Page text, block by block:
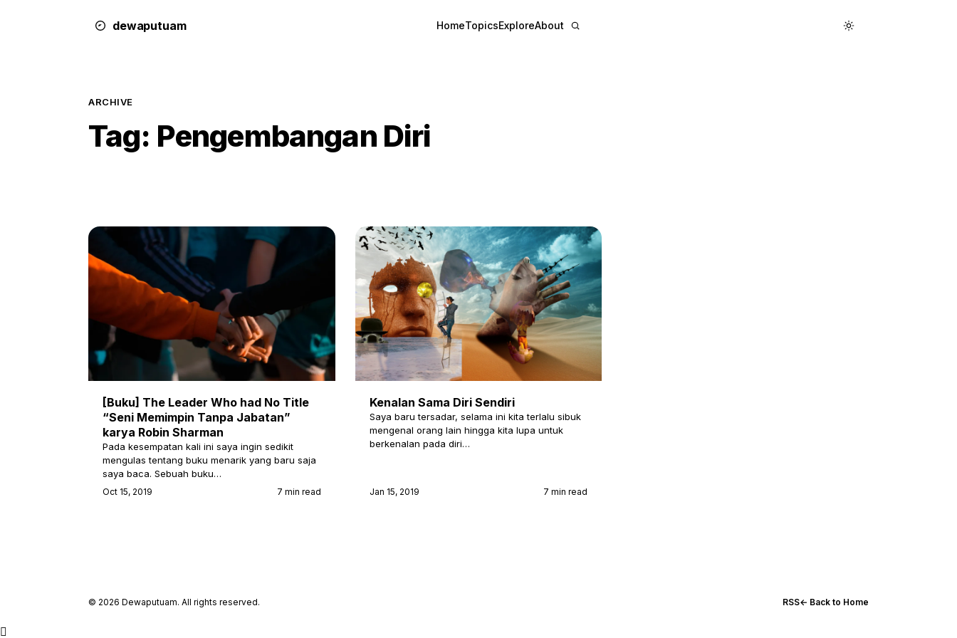
dewaputuam HomeTopicsExploreAbout
ARCHIVE
Tag: Pengembangan Diri
[Buku] The Leader Who had No Title
“Seni Memimpin Tanpa Jabatan”
karya Robin Sharman
Pada kesempatan kali ini saya ingin sedikit
mengulas tentang buku menarik yang baru saja
saya baca. Sebuah buku…
Oct 15, 2019 7 min read
Kenalan Sama Diri Sendiri
Saya baru tersadar, selama ini kita terlalu sibuk
mengenal orang lain hingga kita lupa untuk
berkenalan pada diri…
Jan 15, 2019 7 min read
© 2026 Dewaputuam. All rights reserved. RSS← Back to Home